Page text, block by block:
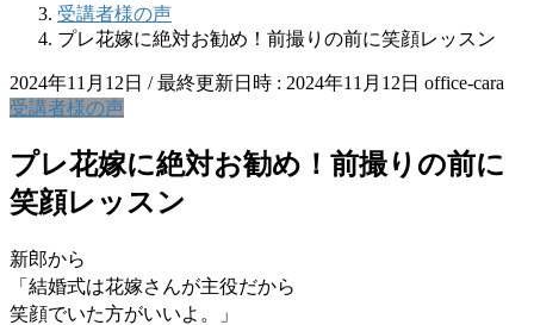
受講者様の声
プレ花嫁に絶対お勧め！前撮りの前に笑顔レッスン
2024年11月12日 / 最終更新日時 : 2024年11月12日 office-cara
受講者様の声
プレ花嫁に絶対お勧め！前撮りの前に
笑顔レッスン
新郎から
「結婚式は花嫁さんが主役だから
笑顔でいた方がいいよ。」